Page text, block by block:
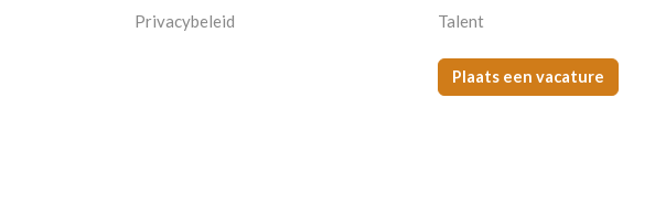
Privacybeleid
Talent
Plaats een vacature